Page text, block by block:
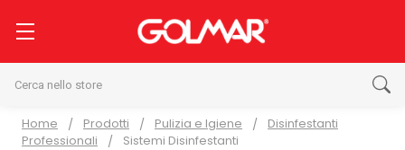
Home Prodotti Pulizia e Igiene
Disinfestanti
Professionali
Sistemi Disinfestanti